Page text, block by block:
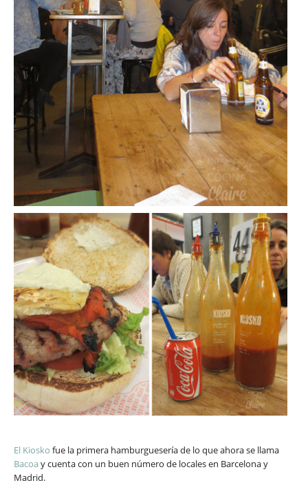
El Kiosko fue la primera hamburguesería de lo que ahora se llama
Bacoa y cuenta con un buen número de locales en Barcelona y
Madrid.